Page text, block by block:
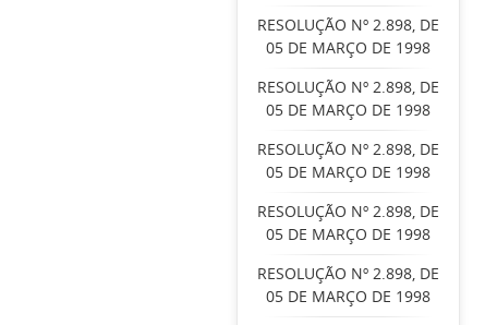
RESOLUÇÃO Nº 2.898, DE
05 DE MARÇO DE 1998
RESOLUÇÃO Nº 2.898, DE
05 DE MARÇO DE 1998
RESOLUÇÃO Nº 2.898, DE
05 DE MARÇO DE 1998
RESOLUÇÃO Nº 2.898, DE
05 DE MARÇO DE 1998
RESOLUÇÃO Nº 2.898, DE
05 DE MARÇO DE 1998